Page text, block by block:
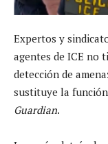
Expertos y
agentes de ICE no
detección de
sustituye la función
Guardian.